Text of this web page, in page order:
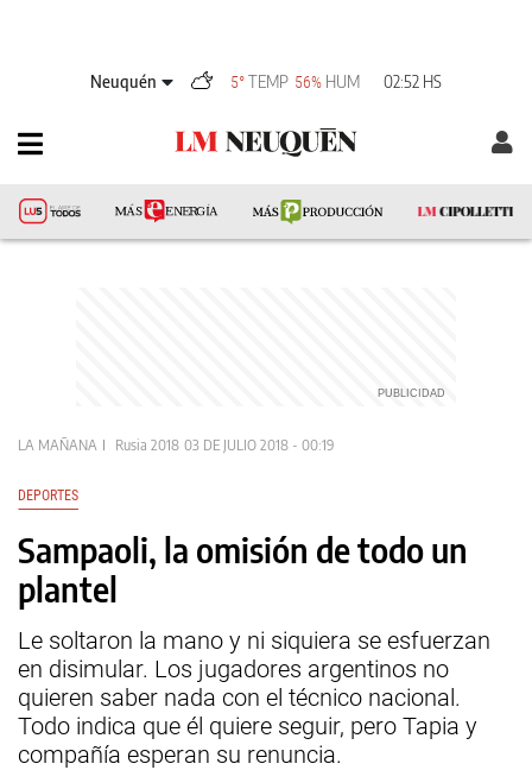
Neuquén 5° TEMP 56% HUM 02:52 HS
LA MAÑANA Rusia 2018 03 DE JULIO 2018 - 00:19
DEPORTES
Sampaoli, la omisión de todo un
plantel
Le soltaron la mano y ni siquiera se esfuerzan
en disimular. Los jugadores argentinos no
quieren saber nada con el técnico nacional.
Todo indica que él quiere seguir, pero Tapia y
compañía esperan su renuncia.